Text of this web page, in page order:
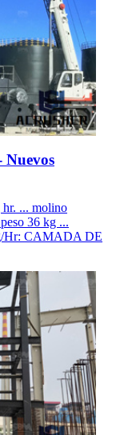
... molino
36 kg ...
CAMADA DE